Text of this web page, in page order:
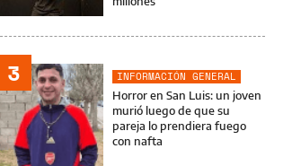
3
INFORMACIÓN GENERAL
Horror en San Luis: un joven
murió luego de que su
pareja lo prendiera fuego
con nafta